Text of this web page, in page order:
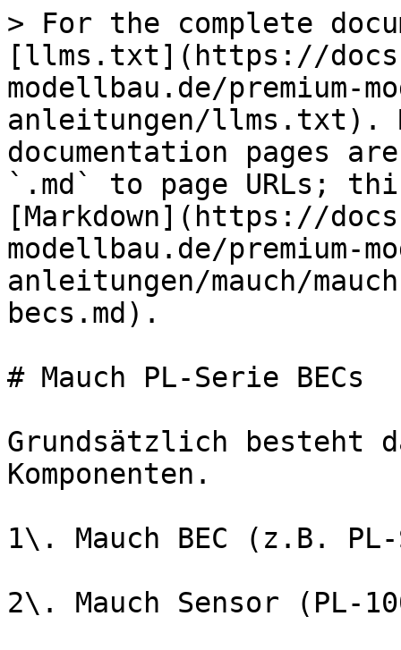
> For the complete
[llms.txt](https://
modellbau.de/premium-
anleitungen/llms.txt).
documentation pages
`.md` to page URLs;
[Markdown](https://
modellbau.de/premium-
anleitungen/mauch/
becs.md).
# Mauch PL-Serie BECs
Grundsätzlich besteht
Komponenten.
1\. Mauch BEC (z.B.
2\. Mauch Sensor (PL-